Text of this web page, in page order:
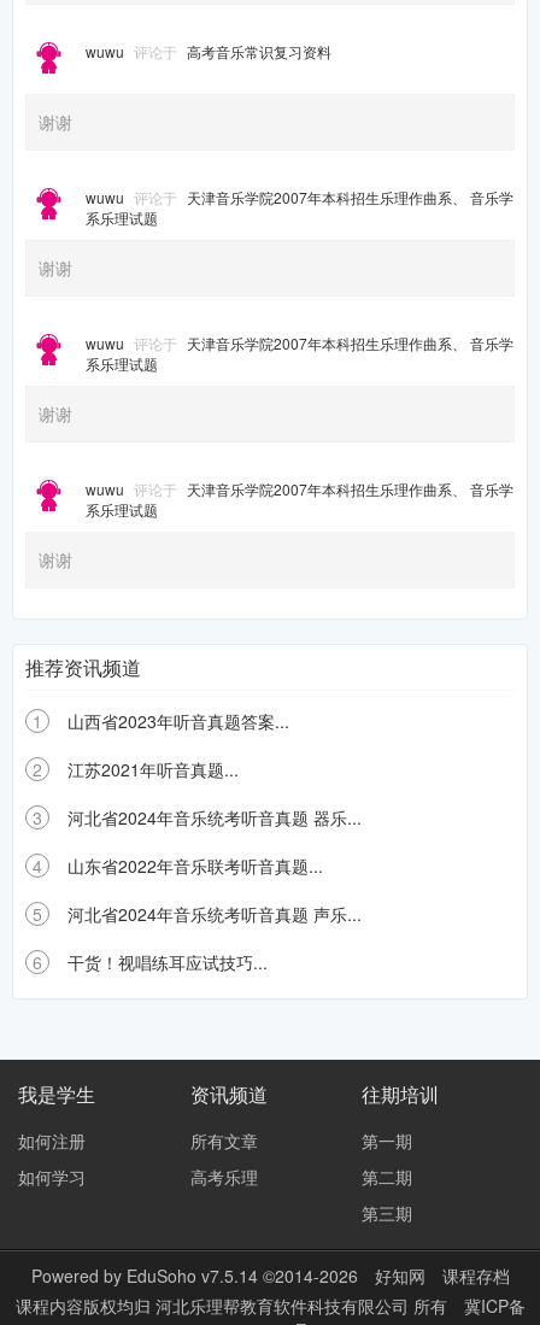
wuwu 评论于 高考音乐常识复习资料
谢谢
wuwu 评论于 天津音乐学院2007年本科招生乐理作曲系、 音乐学
系乐理试题
谢谢
wuwu 评论于 天津音乐学院2007年本科招生乐理作曲系、 音乐学
系乐理试题
谢谢
wuwu 评论于 天津音乐学院2007年本科招生乐理作曲系、 音乐学
系乐理试题
谢谢
推荐资讯频道
1
山西省2023年听音真题答案...
2
江苏2021年听音真题...
3
河北省2024年音乐统考听音真题 器乐...
4
山东省2022年音乐联考听音真题...
5
河北省2024年音乐统考听音真题 声乐...
6
干货！视唱练耳应试技巧...
我是学生
如何注册
如何学习
资讯频道
所有文章
高考乐理
往期培训
第一期
第二期
第三期
Powered by EduSoho v7.5.14©2014-2026 好知网
课程存档
课程内容版权均归 河北乐理帮教育软件科技有限公司 所有
冀ICP备